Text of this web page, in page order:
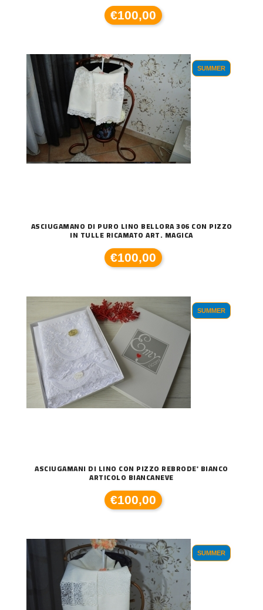
€100,00
SUMMER
ASCIUGAMANO DI PURO LINO BELLORA 306 CON PIZZO
IN TULLE RICAMATO ART. MAGICA
€100,00
SUMMER
ASCIUGAMANI DI LINO CON PIZZO REBRODE' BIANCO
ARTICOLO BIANCANEVE
€100,00
SUMMER